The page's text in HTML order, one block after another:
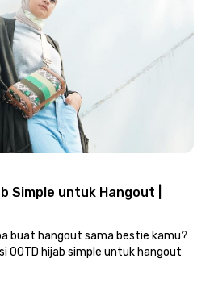
Simple untuk Hangout |
buat hangout sama bestie kamu?
OOTD hijab simple untuk hangout